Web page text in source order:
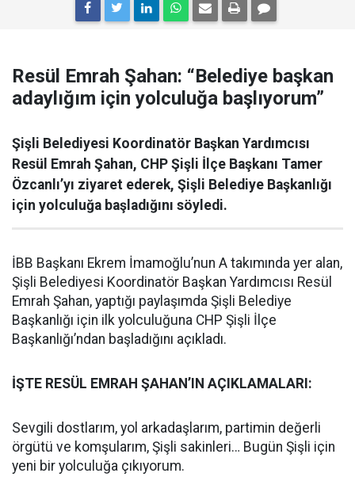
Resül Emrah Şahan: “Belediye başkan
adaylığım için yolculuğa başlıyorum”
Şişli Belediyesi Koordinatör Başkan Yardımcısı
Resül Emrah Şahan, CHP Şişli İlçe Başkanı Tamer
Özcanlı’yı ziyaret ederek, Şişli Belediye Başkanlığı
için yolculuğa başladığını söyledi.
İBB Başkanı Ekrem İmamoğlu’nun A takımında yer alan,
Şişli Belediyesi Koordinatör Başkan Yardımcısı Resül
Emrah Şahan, yaptığı paylaşımda Şişli Belediye
Başkanlığı için ilk yolculuğuna CHP Şişli İlçe
Başkanlığı’ndan başladığını açıkladı.
İŞTE RESÜL EMRAH ŞAHAN’IN AÇIKLAMALARI:
Sevgili dostlarım, yol arkadaşlarım, partimin değerli
örgütü ve komşularım, Şişli sakinleri… Bugün Şişli için
yeni bir yolculuğa çıkıyorum.